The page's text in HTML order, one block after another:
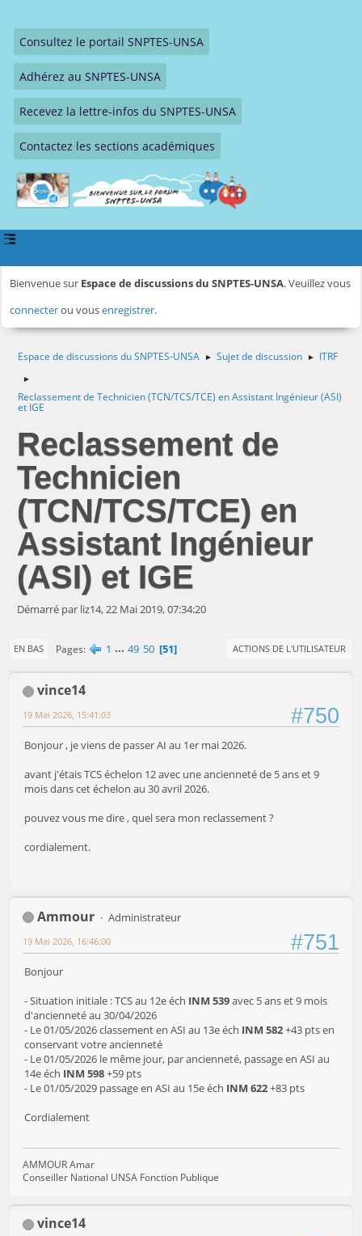
Consultez le portail SNPTES-UNSA
Adhérez au SNPTES-UNSA
Recevez la lettre-infos du SNPTES-UNSA
Contactez les sections académiques
Bienvenue sur Espace de discussions du SNPTES-UNSA. Veuillez vous
connecterou vousenregistrer.
Espace de discussions du SNPTES-UNSA ► Sujet de discussion ► ITRF
►
Reclassement de Technicien (TCN/TCS/TCE) en Assistant Ingénieur (ASI)
et IGE
Reclassement de
Technicien
(TCN/TCS/TCE) en
Assistant Ingénieur
(ASI) et IGE
Démarré par liz14, 22 Mai 2019, 07:34:20
EN BAS Pages 1 ... 49 50 51 ACTIONS DE L'UTILISATEUR
vince14
#750
19 Mai 2026, 15:41:03
Bonjour , je viens de passer AI au 1er mai 2026.
avant j'étais TCS échelon 12 avec une ancienneté de 5 ans et 9
mois dans cet échelon au 30 avril 2026.
pouvez vous me dire , quel sera mon reclassement ?
cordialement.
Ammour Administrateur
#751
19 Mai 2026, 16:46:00
Bonjour
- Situation initiale : TCS au 12e éch INM 539avec 5 ans et 9 mois
d'ancienneté au 30/04/2026
- Le 01/05/2026 classement en ASI au 13e éch INM 582+43 pts en
conservant votre ancienneté
- Le 01/05/2026 le même jour, par ancienneté, passage en ASI au
14e éch INM 598+59 pts
- Le 01/05/2029 passage en ASI au 15e éch INM 622+83 pts
Cordialement
AMMOUR Amar
Conseiller National UNSA Fonction Publique
vince14